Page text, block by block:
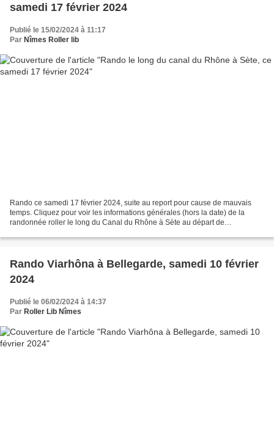
samedi 17 février 2024
Publié le 15/02/2024 à 11:17
Par Nîmes Roller lib
Rando ce samedi 17 février 2024, suite au report pour cause de mauvais
temps. Cliquez pour voir les informations générales (hors la date) de la
randonnée roller le long du Canal du Rhône à Sète au départ de
Rando Viarhôna à Bellegarde, samedi 10 février
2024
Publié le 06/02/2024 à 14:37
Par Roller Lib Nîmes